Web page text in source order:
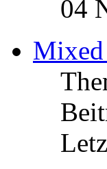
04
Mixed